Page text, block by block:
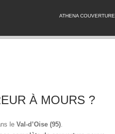
ATHENA COUVERTURE
À MOURS ?
le Val-d’Oise (95).